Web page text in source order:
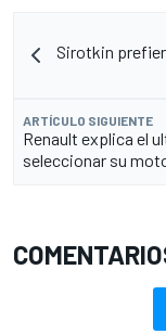
Sirotkin
ARTÍCULO SIGUIENTE
Renault explica el
seleccionar su